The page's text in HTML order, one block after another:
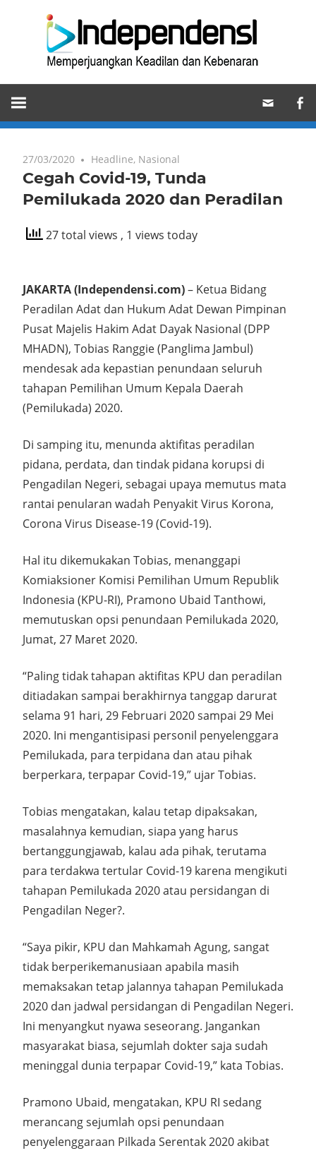
Memperjuangkan
Keadilan
dan
27/03/2020 Headline, Nasional
Cegah Covid-19, Tunda
Pemilukada 2020 dan Peradilan
27 total views , 1 views today
JAKARTA (Independensi.com)– Ketua Bidang
Peradilan Adat dan Hukum Adat Dewan Pimpinan
Pusat Majelis Hakim Adat Dayak Nasional (DPP
MHADN), Tobias Ranggie (Panglima Jambul)
mendesak ada kepastian penundaan seluruh
tahapan Pemilihan Umum Kepala Daerah
(Pemilukada) 2020.
Di samping itu, menunda aktifitas peradilan
pidana, perdata, dan tindak pidana korupsi di
Pengadilan Negeri, sebagai upaya memutus mata
rantai penularan wadah Penyakit Virus Korona,
Corona Virus Disease-19 (Covid-19).
Hal itu dikemukakan Tobias, menanggapi
Komiaksioner Komisi Pemilihan Umum Republik
Indonesia (KPU-RI), Pramono Ubaid Tanthowi,
memutuskan opsi penundaan Pemilukada 2020,
Jumat, 27 Maret 2020.
“Paling tidak tahapan aktifitas KPU dan peradilan
ditiadakan sampai berakhirnya tanggap darurat
selama 91 hari, 29 Februari 2020 sampai 29 Mei
2020. Ini mengantisipasi personil penyelenggara
Pemilukada, para terpidana dan atau pihak
berperkara, terpapar Covid-19,” ujar Tobias.
Tobias mengatakan, kalau tetap dipaksakan,
masalahnya kemudian, siapa yang harus
bertanggungjawab, kalau ada pihak, terutama
para terdakwa tertular Covid-19 karena mengikuti
tahapan Pemilukada 2020 atau persidangan di
Pengadilan Neger?.
“Saya pikir, KPU dan Mahkamah Agung, sangat
tidak berperikemanusiaan apabila masih
memaksakan tetap jalannya tahapan Pemilukada
2020 dan jadwal persidangan di Pengadilan Negeri.
Ini menyangkut nyawa seseorang. Jangankan
masyarakat biasa, sejumlah dokter saja sudah
meninggal dunia terpapar Covid-19,” kata Tobias.
Pramono Ubaid, mengatakan, KPU RI sedang
merancang sejumlah opsi penundaan
penyelenggaraan Pilkada Serentak 2020 akibat